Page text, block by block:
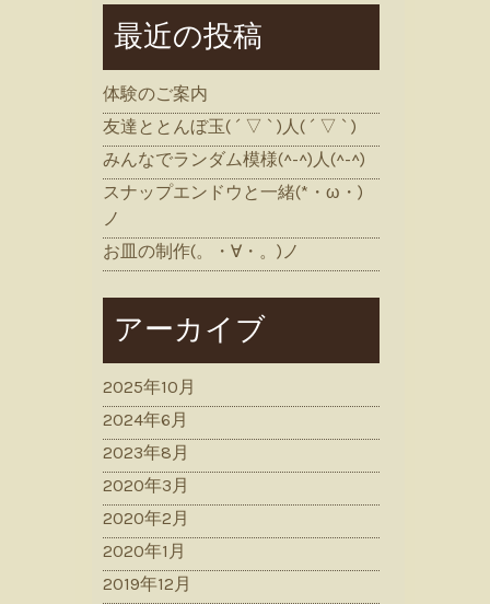
最近の投稿
体験のご案内
友達ととんぼ玉( ´ ▽ ` )人( ´ ▽ ` )
みんなでランダム模様(^-^)人(^-^)
スナップエンドウと一緒(*・ω・)
ノ
お皿の制作(。・∀・。)ノ
アーカイブ
2025年10月
2024年6月
2023年8月
2020年3月
2020年2月
2020年1月
2019年12月